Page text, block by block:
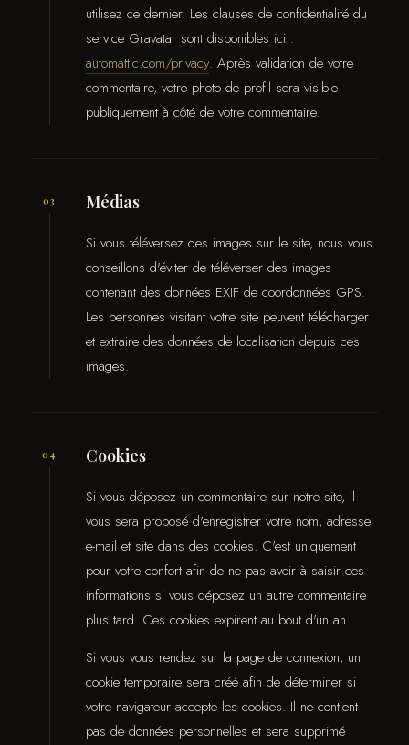
utilisez ce dernier. Les clauses de confidentialité du
service Gravatar sont disponibles ici :
automattic.com/privacy. Après validation de votre
commentaire, votre photo de profil sera visible
publiquement à côté de votre commentaire.
03 Médias
Si vous téléversez des images sur le site, nous vous
conseillons d'éviter de téléverser des images
contenant des données EXIF de coordonnées GPS.
Les personnes visitant votre site peuvent télécharger
et extraire des données de localisation depuis ces
images.
04 Cookies
Si vous déposez un commentaire sur notre site, il
vous sera proposé d'enregistrer votre nom, adresse
e-mail et site dans des cookies. C'est uniquement
pour votre confort afin de ne pas avoir à saisir ces
informations si vous déposez un autre commentaire
plus tard. Ces cookies expirent au bout d'un an.
Si vous vous rendez sur la page de connexion, un
cookie temporaire sera créé afin de déterminer si
votre navigateur accepte les cookies. Il ne contient
pas de données personnelles et sera supprimé